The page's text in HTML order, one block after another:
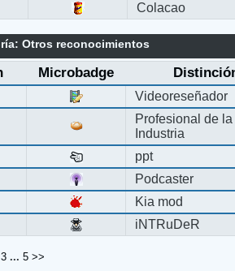
Colacao
Otros reconocimientos
Microbadge
Videoreseñador
Profesional de la
Industria
ppt
Podcaster
Kia mod
iNTRuDeR
3 ... 5 >>